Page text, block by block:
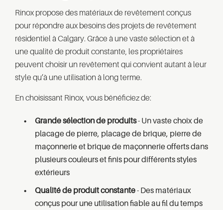
Rinox propose des matériaux de revêtement conçus
pour répondre aux besoins des projets de revêtement
résidentiel à Calgary. Grâce à une vaste sélection et à
une qualité de produit constante, les propriétaires
peuvent choisir un revêtement qui convient autant à leur
style qu’à une utilisation à long terme.
En choisissant Rinox, vous bénéficiez de:
Grande sélection de produits- Un vaste choix de
placage de pierre, placage de brique, pierre de
maçonnerie et brique de maçonnerie offerts dans
plusieurs couleurs et finis pour différents styles
extérieurs
Qualité de produit constante- Des matériaux
conçus pour une utilisation fiable au fil du temps